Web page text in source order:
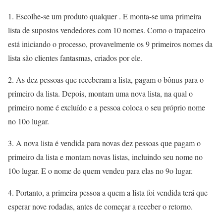
1. Escolhe-se um produto qualquer . E monta-se uma primeira
lista de supostos vendedores com 10 nomes. Como o trapaceiro
está iniciando o processo, provavelmente os 9 primeiros nomes da
lista são clientes fantasmas, criados por ele.
2. As dez pessoas que receberam a lista, pagam o bônus para o
primeiro da lista. Depois, montam uma nova lista, na qual o
primeiro nome é excluído e a pessoa coloca o seu próprio nome
no 10o lugar.
3. A nova lista é vendida para novas dez pessoas que pagam o
primeiro da lista e montam novas listas, incluindo seu nome no
10o lugar. E o nome de quem vendeu para elas no 9o lugar.
4. Portanto, a primeira pessoa a quem a lista foi vendida terá que
esperar nove rodadas, antes de começar a receber o retorno.